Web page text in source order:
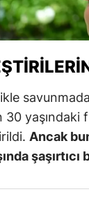
30 yaşındaki
Ancak
şaşırtıcı